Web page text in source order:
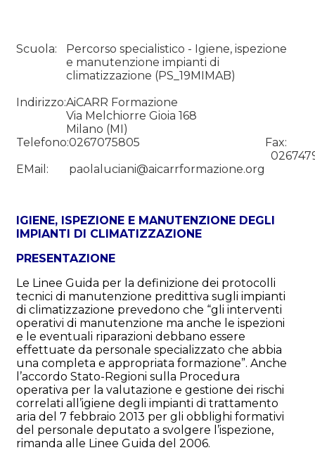
Scuola:
Percorso specialistico - Igiene, ispezione
e manutenzione impianti di
climatizzazione (PS_19MIMAB)
Indirizzo:AiCARR Formazione
Via Melchiorre Gioia 168
Milano (MI)
Telefono:0267075805
Fax:
EMail:
paolaluciani@aicarrformazione.org
IGIENE, ISPEZIONE E MANUTENZIONE DEGLI
IMPIANTI DI CLIMATIZZAZIONE
PRESENTAZIONE
Le Linee Guida per la definizione dei protocolli
tecnici di manutenzione predittiva sugli impianti
di climatizzazione prevedono che “gli interventi
operativi di manutenzione ma anche le ispezioni
e le eventuali riparazioni debbano essere
effettuate da personale specializzato che abbia
una completa e appropriata formazione”. Anche
l’accordo Stato-Regioni sulla Procedura
operativa per la valutazione e gestione dei rischi
correlati all’igiene degli impianti di trattamento
aria del 7 febbraio 2013 per gli obblighi formativi
del personale deputato a svolgere l’ispezione,
rimanda alle Linee Guida del 2006.